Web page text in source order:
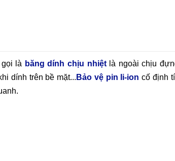
là băng dính chịu nhiệtlà ngoài chịu
dính trên bề mặt... Bảo vệ pin li-ion cố định